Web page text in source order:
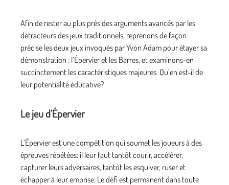
Afin de rester au plus près des arguments avancés par les
détracteurs des jeux traditionnels, reprenons de façon
précise les deux jeux invoqués par Yvon Adam pour étayer sa
démonstration : l’Épervier et les Barres, et examinons-en
succinctement les caractéristiques majeures. Qu’en est-il de
leur potentialité éducative?
Le jeu d’Épervier
L’Épervier est une compétition qui soumet les joueurs à des
épreuves répétées: il leur faut tantôt courir, accélérer,
capturer leurs adversaires, tantôt les esquiver, ruser et
échapper à leur emprise. Le défi est permanent dans toute